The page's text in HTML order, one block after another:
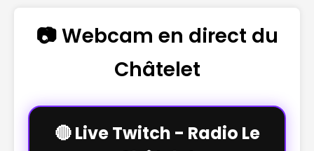
📷 Webcam en direct du
Châtelet
🔴 Live Twitch - Radio Le